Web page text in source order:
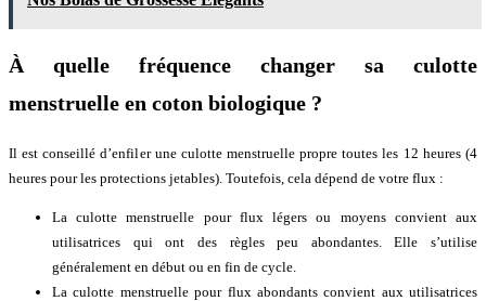
À quelle fréquence changer sa culotte
menstruelle en coton biologique ?
Il est conseillé d’enfiler une culotte menstruelle propre toutes les 12 heures (4
heures pour les protections jetables). Toutefois, cela dépend de votre flux :
La culotte menstruelle pour flux légers ou moyens convient aux
utilisatrices qui ont des règles peu abondantes. Elle s’utilise
généralement en début ou en fin de cycle.
La culotte menstruelle pour flux abondants convient aux utilisatrices